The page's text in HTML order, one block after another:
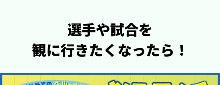
選手や試合を
観に行きたくなったら！